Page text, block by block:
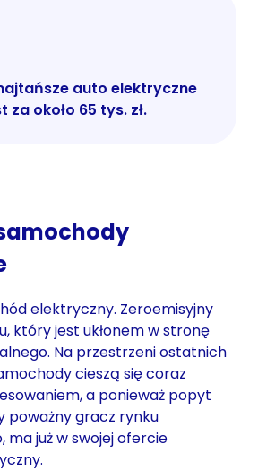
auto elektryczne
za około 65 tys. zł.
elektryczny. Zeroemisyjny
który jest ukłonem w stronę
Na przestrzeni ostatnich
cieszą się coraz
a ponieważ popyt
poważny gracz rynku
już w swojej ofercie